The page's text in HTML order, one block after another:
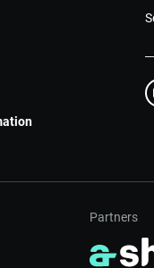
Partners